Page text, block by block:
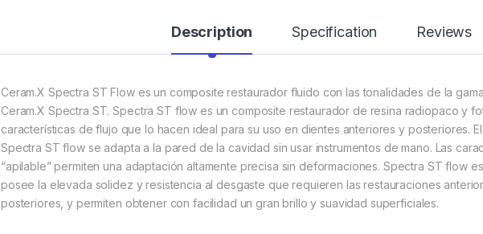
Description Specification Reviews
Ceram.X Spectra ST Flow es un composite restaurador fluido con las tonalidades de la
Ceram.X Spectra ST. Spectra ST flow es un composite restaurador de resina radiopaco y
características de flujo que lo hacen ideal para su uso en dientes anteriores y posteriores.
Spectra ST flow se adapta a la pared de la cavidad sin usar instrumentos de mano. Las
“apilable” permiten una adaptación altamente precisa sin deformaciones. Spectra ST flow
posee la elevada solidez y resistencia al desgaste que requieren las restauraciones
posteriores, y permiten obtener con facilidad un gran brillo y suavidad superficiales.